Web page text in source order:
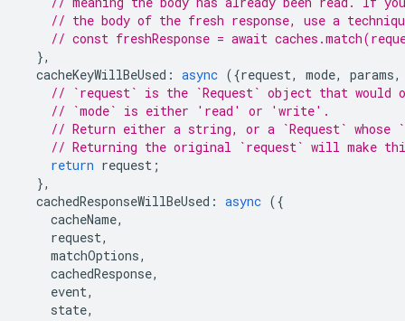
// the body of the fresh response, use a
// const freshResponse = await
},
cacheKeyWillBeUsed : async ({request, mode, params,
// `request` is the `Request` object that would
// `mode` is either 'read' or 'write'.
// Return either a string, or a `Request` whose
// Returning the original `request` will make
return request ;
},
cachedResponseWillBeUsed : async ({
cacheName,
request,
matchOptions,
cachedResponse,
event,
state,